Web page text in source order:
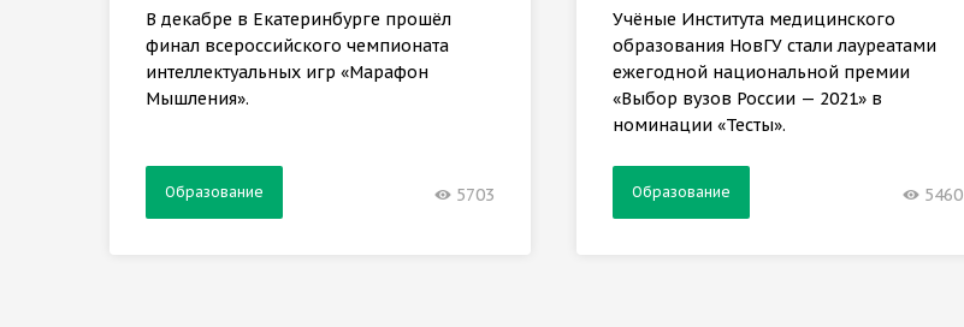
В декабре в Екатеринбурге прошёл
финал всероссийского чемпионата
интеллектуальных игр «Марафон
Мышления».
Образование 5703
Учёные Института медицинского
образования НовГУ стали лауреатами
ежегодной национальной премии
«Выбор вузов России — 2021» в
номинации «Тесты».
Образование 5460